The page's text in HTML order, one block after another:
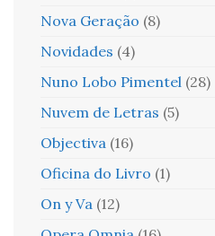
Nova Geração (8)
Novidades (4)
Nuno Lobo Pimentel (28)
Nuvem de Letras (5)
Objectiva (16)
Oficina do Livro (1)
On y Va (12)